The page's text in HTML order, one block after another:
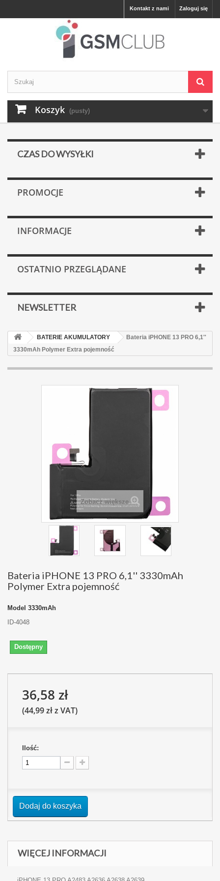
Zaloguj się
Kontakt z nami
Koszyk (pusty)
CZAS DO WYSYŁKI
PROMOCJE
INFORMACJE
OSTATNIO PRZEGLĄDANE
NEWSLETTER
BATERIE AKUMULATORY
Bateria iPHONE 13 PRO 6,1''
3330mAh Polymer Extra pojemność
Zobacz większe
Bateria iPHONE 13 PRO 6,1'' 3330mAh
Polymer Extra pojemność
Model 3330mAh
ID-4048
Dostępny
36,58 zł
(44,99 zł z VAT)
Ilość:
Dodaj do koszyka
WIĘCEJ INFORMACJI